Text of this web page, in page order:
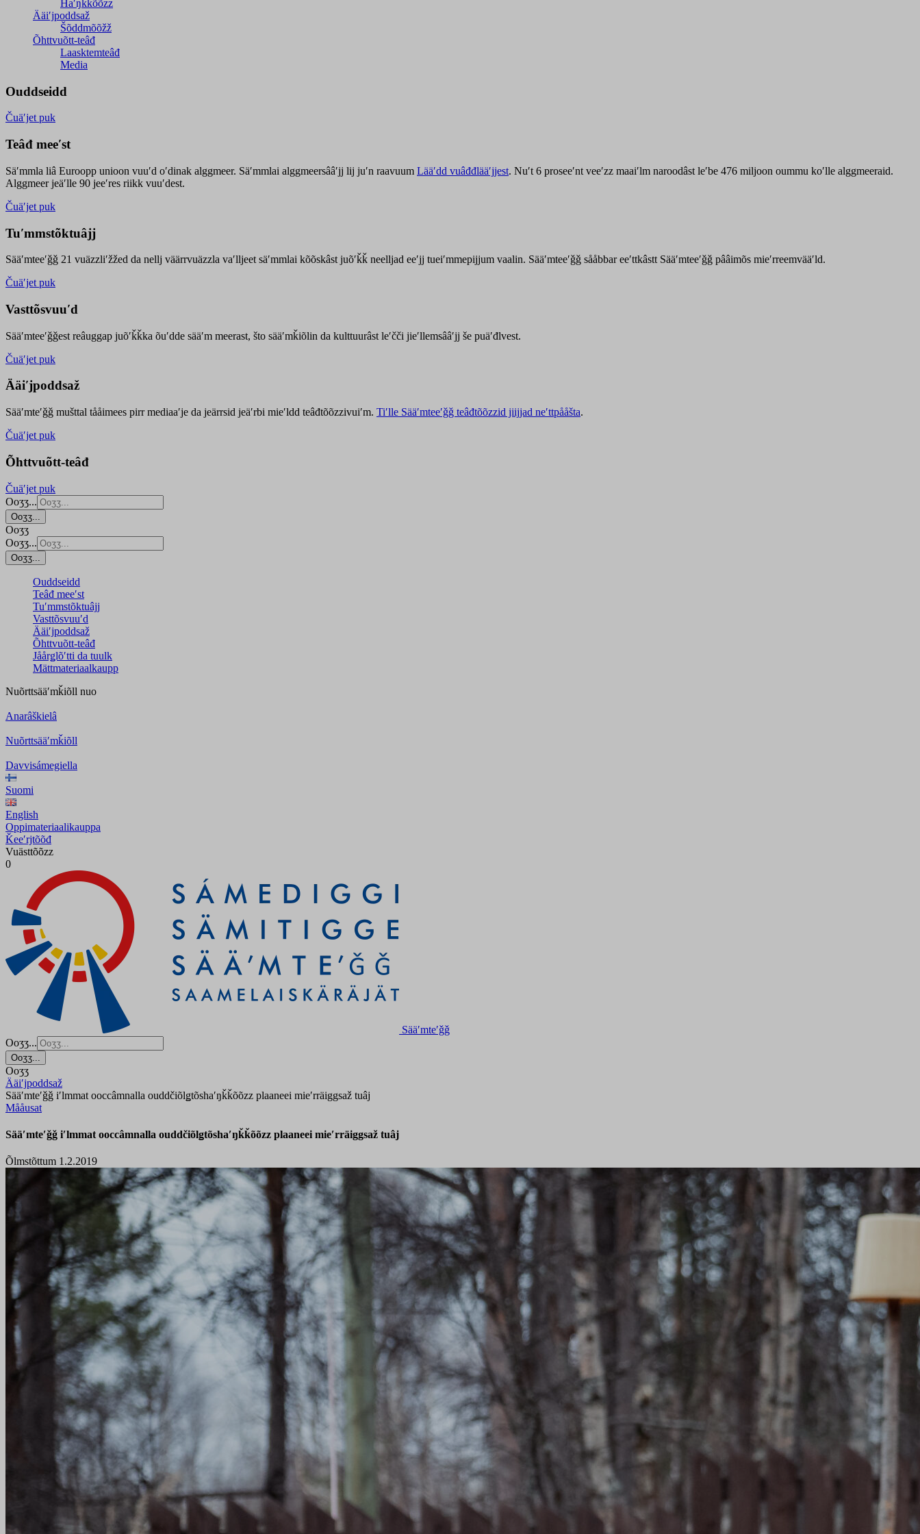
Haʹŋǩǩõõzz
Ääiʹjpoddsaž
Šõddmõõžž
Õhttvuõtt-teâđ
Laasktemteâđ
Media
Ouddseidd
Čuäʹjet puk
Teâđ meeʹst
Säʹmmla liâ Euroopp unioon vuuʹd oʹdinak alggmeer. Säʹmmlai alggmeersââʹjj lij juʹn raavuum Lääʹdd vuâđđlääʹjjest. Nuʹt 6 proseeʹnt veeʹzz maaiʹlm naroodâst leʹbe 476 miljoon oummu koʹlle alggmeeraid.
Alggmeer jeäʹlle 90 jeeʹres riikk vuuʹdest.
Čuäʹjet puk
Tuʹmmstõktuâjj
Sääʹmteeʹǧǧ 21 vuäzzliʹžžed da nellj väärrvuäzzla vaʹlljeet säʹmmlai kõõskâst juõʹǩǩ neelljad eeʹjj tueiʹmmepijjum vaalin. Sääʹmteeʹǧǧ sååbbar eeʹttkâstt Sääʹmteeʹǧǧ pââimõs mieʹrreemvääʹld.
Čuäʹjet puk
Vasttõsvuuʹd
Sääʹmteeʹǧǧest reâuggap juõʹǩǩka õuʹdde sääʹm meerast, što sääʹmǩiõlin da kulttuurâst leʹčči jieʹllemsââʹjj še puäʹđlvest.
Čuäʹjet puk
Ääiʹjpoddsaž
Sääʹmteʹǧǧ mušttal tååimees pirr mediaaʹje da jeärrsid jeäʹrbi mieʹldd teâđtõõzzivuiʹm. Tiʹlle Sääʹmteeʹǧǧ teâđtõõzzid jiijjad neʹttpååšta.
Čuäʹjet puk
Õhttvuõtt-teâđ
Čuäʹjet puk
Ooʒʒ...
Ooʒʒ...
Ooʒʒ
Ooʒʒ...
Ooʒʒ...
Ouddseidd
Teâđ meeʹst
Tuʹmmstõktuâjj
Vasttõsvuuʹd
Ääiʹjpoddsaž
Õhttvuõtt-teâđ
Jåårǥlõʹtti da tuulk
Mättmateriaalkaupp
Nuõrttsääʹmǩiõll nuo
Anarâškielâ
Nuõrttsääʹmǩiõll
Davvisámegiella
Suomi
English
Oppimateriaalikauppa
Ǩeeʹrjtõõđ
Vuästtõõzz
0
Sääʹmteʹǧǧ
Ooʒʒ...
Ooʒʒ...
Ooʒʒ
Ääiʹjpoddsaž
Sääʹmteʹǧǧ iʹlmmat ooccâmnalla ouddčiõlǥtõshaʹŋǩǩõõzz plaaneei mieʹrräiggsaž tuâj
Mååusat
Sääʹmteʹǧǧ iʹlmmat ooccâmnalla ouddčiõlǥtõshaʹŋǩǩõõzz plaaneei mieʹrräiggsaž tuâj
Õlmstõttum 1.2.2019